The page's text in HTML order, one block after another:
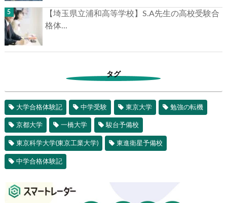
【埼玉県立浦和高等学校】S.A先生の高校受験合
格体...
タグ
大学合格体験記 中学受験 東京大学 勉強の転機
京都大学 一橋大学 駿台予備校
東京科学大学(東京工業大学) 東進衛星予備校
中学合格体験記